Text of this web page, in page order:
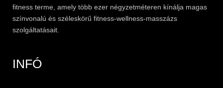
fitness terme, amely több ezer négyzetméteren kínálja magas
színvonalú és széleskörű fitness-wellness-masszázs
szolgáltatásait.
INFÓ